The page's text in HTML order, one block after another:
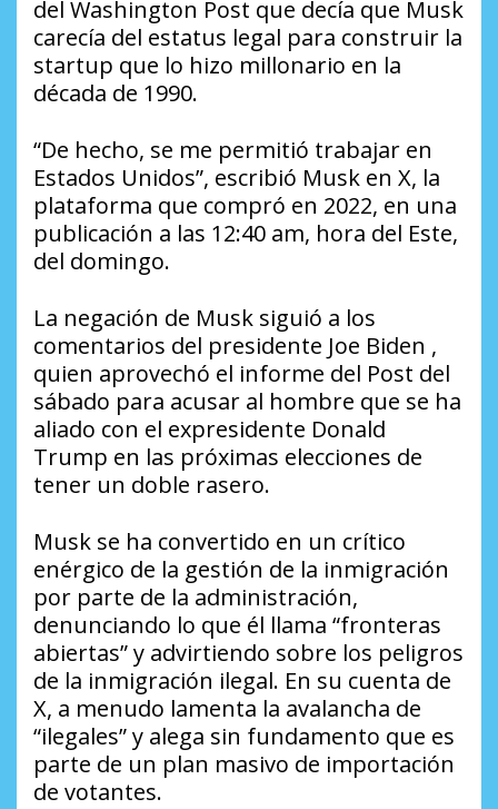
del Washington Post que decía que Musk
carecía del estatus legal para construir la
startup que lo hizo millonario en la
década de 1990.
“De hecho, se me permitió trabajar en
Estados Unidos”, escribió Musk en X, la
plataforma que compró en 2022, en una
publicación a las 12:40 am, hora del Este,
del domingo.
La negación de Musk siguió a los
comentarios del presidente Joe Biden ,
quien aprovechó el informe del Post del
sábado para acusar al hombre que se ha
aliado con el expresidente Donald
Trump en las próximas elecciones de
tener un doble rasero.
Musk se ha convertido en un crítico
enérgico de la gestión de la inmigración
por parte de la administración,
denunciando lo que él llama “fronteras
abiertas” y advirtiendo sobre los peligros
de la inmigración ilegal. En su cuenta de
X, a menudo lamenta la avalancha de
“ilegales” y alega sin fundamento que es
parte de un plan masivo de importación
de votantes.